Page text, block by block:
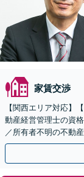
家賃交渉
【関西エリア対応】
動産経営管理士の資
／所有者不明の不動
す【夜間・休日の相